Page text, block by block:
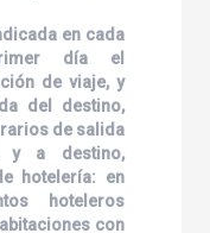
en cada
día el
de viaje, y
del destino,
de salida
y a destino,
hotelería: en
hoteleros
con